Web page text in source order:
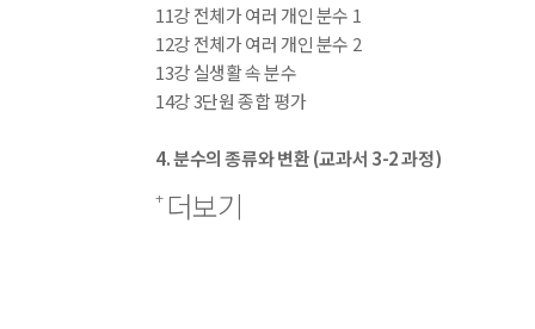
11강 전체가 여러 개인 분수 1
12강 전체가 여러 개인 분수 2
13강 실생활 속 분수
14강 3단원 종합 평가
4. 분수의 종류와 변환 (교과서 3-2 과정)
16강 분수의 종류
더보기